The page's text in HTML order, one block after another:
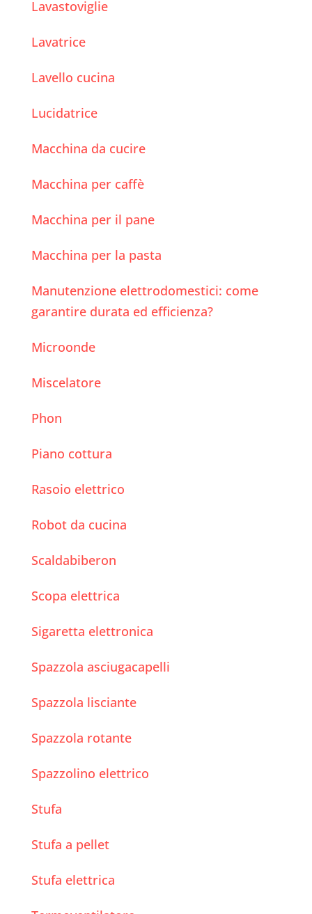
Lavastoviglie
Lavatrice
Lavello cucina
Lucidatrice
Macchina da cucire
Macchina per caffè
Macchina per il pane
Macchina per la pasta
Manutenzione elettrodomestici: come
garantire durata ed efficienza?
Microonde
Miscelatore
Phon
Piano cottura
Rasoio elettrico
Robot da cucina
Scaldabiberon
Scopa elettrica
Sigaretta elettronica
Spazzola asciugacapelli
Spazzola lisciante
Spazzola rotante
Spazzolino elettrico
Stufa
Stufa a pellet
Stufa elettrica